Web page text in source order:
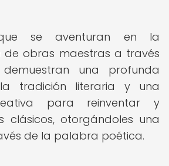
se aventuran en la
de obras maestras a través
una profunda
tradición literaria y una
para reinventar y
clásicos, otorgándoles una
de la palabra poética.